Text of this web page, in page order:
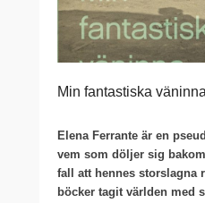
Min fantastiska väninna
Elena Ferrante är en
vem som döljer sig
fall att hennes storslagna
böcker tagit världen med